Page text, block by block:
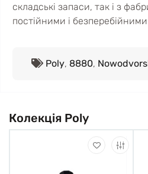
складські запаси, так і з
постійними і
Poly, 8880,
Колекція Poly